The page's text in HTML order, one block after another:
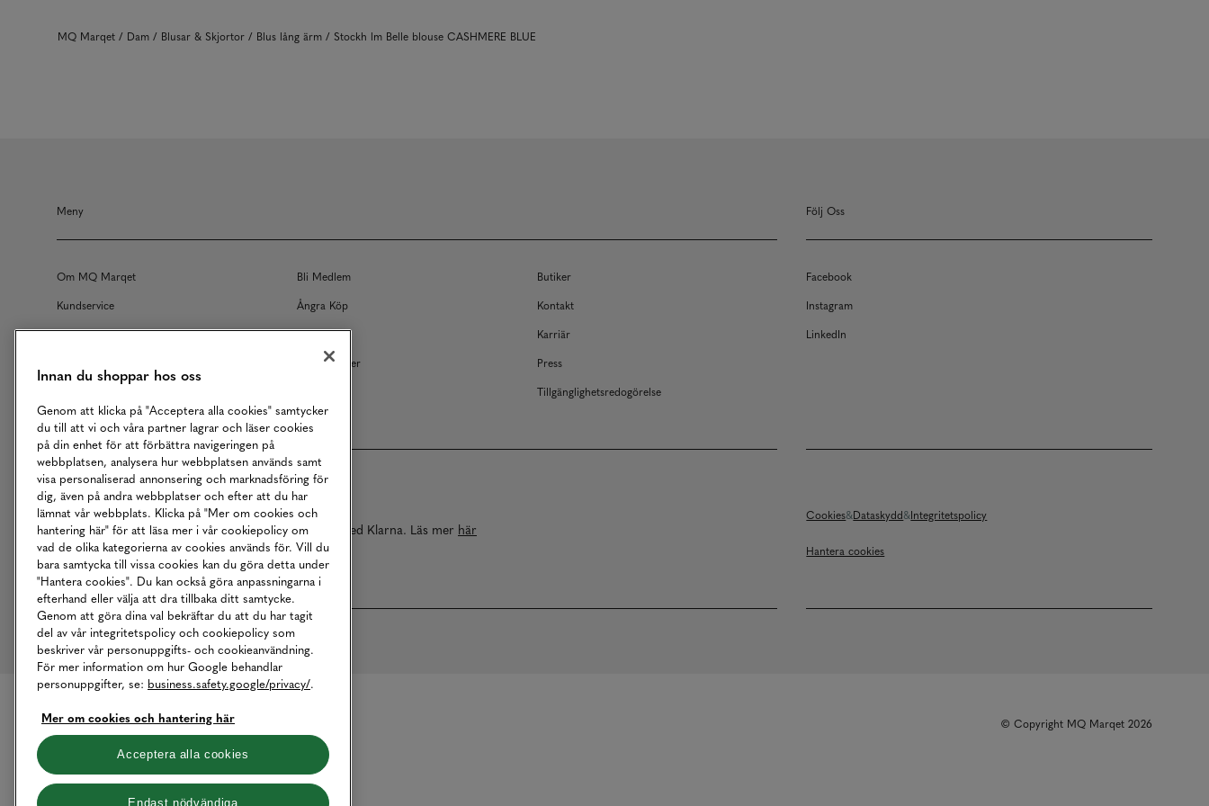
MQ Marqet Dam Blusar & Skjortor Blus lång ärm Stockh lm Belle blouse CASHMERE BLUE
Meny
Om MQ Marqet Bli Medlem
Butiker
Kundservice
Ångra Köp
Kontakt
Returer
Köpvillkor
Karriär
Våra Tjänster
Press
Tillgänglighetsredogörelse
Följ Oss
Facebook
Instagram
LinkedIn
Betalningar online sköts i samarbete med Klarna. Läs mer här
Cookies Dataskydd Integritetspolicy
Hantera cookies
© Copyright MQ Marqet 2026
Innan du shoppar hos oss
Genom att klicka på "Acceptera alla cookies" samtycker
du till att vi och våra partner lagrar och läser cookies
på din enhet för att förbättra navigeringen på
webbplatsen, analysera hur webbplatsen används samt
visa personaliserad annonsering och marknadsföring för
dig, även på andra webbplatser och efter att du har
lämnat vår webbplats. Klicka på "Mer om cookies och
hantering här" för att läsa mer i vår cookiepolicy om
vad de olika kategorierna av cookies används för. Vill du
bara samtycka till vissa cookies kan du göra detta under
"Hantera cookies". Du kan också göra anpassningarna i
efterhand eller välja att dra tillbaka ditt samtycke.
Genom att göra dina val bekräftar du att du har tagit
del av vår integritetspolicy och cookiepolicy som
beskriver vår personuppgifts- och cookieanvändning.
För mer information om hur Google behandlar
personuppgifter, se: business.safety.google/privacy/.
Mer om cookies och hantering här
Acceptera alla cookies
Endast nödvändiga